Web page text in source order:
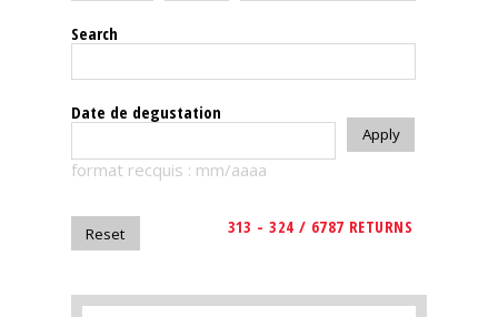
Tasting
reviews
The
magazine
Magazine
Search
Date de degustation
format recquis : mm/aaaa
313 - 324 / 6787 RETURNS